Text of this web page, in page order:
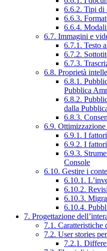
6.6.2. Tipi di
6.6.3.
6.6.4.
6.7. Immagini e
6.7.1. Testo
6.7.2.
6.7.3.
6.8. Proprietà
6.8.1.
Pubblica
6.8.2.
dalla
6.8.3.
6.9.
6.9.1. I fattori
6.9.2. I fattori
6.9.3.
Console
6.10. Gestire i
6.10.1.
6.10.2.
6.10.3.
6.10.4.
7. Progettazione
7.1. Caratteristiche
7.2. User stories
7.2.1.